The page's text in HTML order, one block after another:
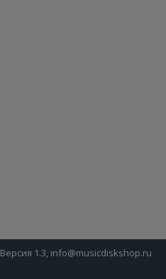
Версия 1.3, info@musicdiskshop.ru